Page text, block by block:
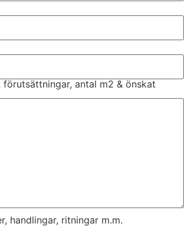
förutsättningar, antal m2 & önskat
handlingar, ritningar m.m.